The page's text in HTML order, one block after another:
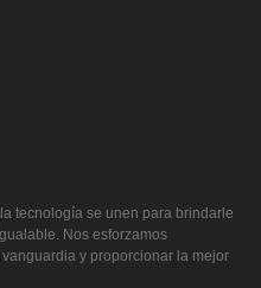
tecnología se unen para brindarle
Nos esforzamos
y proporcionar la mejor